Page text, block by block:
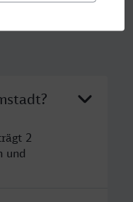
2
und